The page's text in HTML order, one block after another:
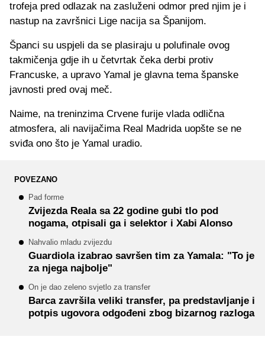
trofeja pred odlazak na zasluženi odmor pred njim je i
nastup na završnici Lige nacija sa Španijom.
Španci su uspjeli da se plasiraju u polufinale ovog
takmičenja gdje ih u četvrtak čeka derbi protiv
Francuske, a upravo Yamal je glavna tema španske
javnosti pred ovaj meč.
Naime, na treninzima Crvene furije vlada odlična
atmosfera, ali navijačima Real Madrida uopšte se ne
sviđa ono što je Yamal uradio.
POVEZANO
Pad forme
Zvijezda Reala sa 22 godine gubi tlo pod
nogama, otpisali ga i selektor i Xabi Alonso
Nahvalio mladu zvijezdu
Guardiola izabrao savršen tim za Yamala: "To je
za njega najbolje"
On je dao zeleno svjetlo za transfer
Barca završila veliki transfer, pa predstavljanje i
potpis ugovora odgođeni zbog bizarnog razloga